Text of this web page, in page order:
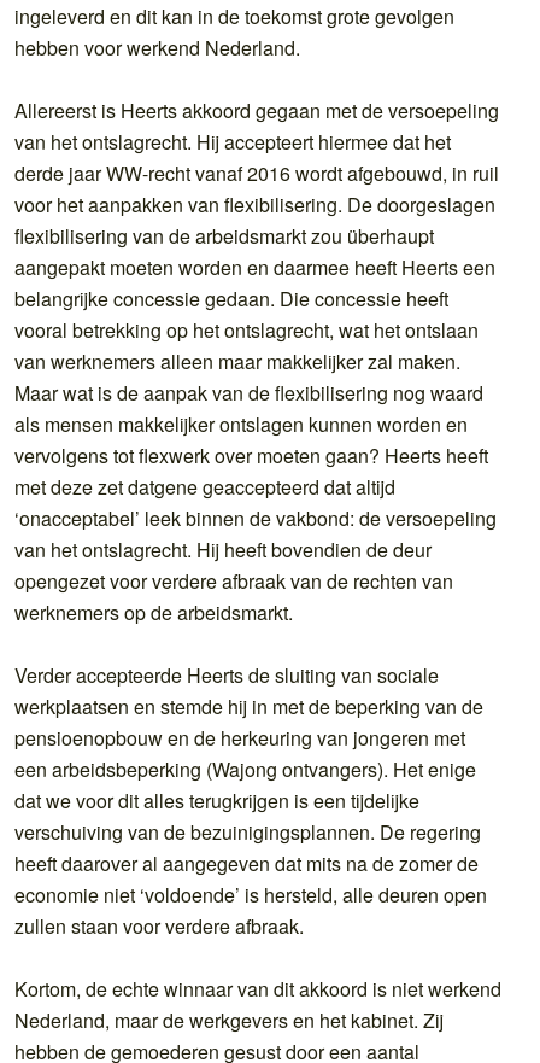
ingeleverd en dit kan in de toekomst grote gevolgen
hebben voor werkend Nederland.
Allereerst is Heerts akkoord gegaan met de versoepeling
van het ontslagrecht. Hij accepteert hiermee dat het
derde jaar WW-recht vanaf 2016 wordt afgebouwd, in ruil
voor het aanpakken van flexibilisering. De doorgeslagen
flexibilisering van de arbeidsmarkt zou überhaupt
aangepakt moeten worden en daarmee heeft Heerts een
belangrijke concessie gedaan. Die concessie heeft
vooral betrekking op het ontslagrecht, wat het ontslaan
van werknemers alleen maar makkelijker zal maken.
Maar wat is de aanpak van de flexibilisering nog waard
als mensen makkelijker ontslagen kunnen worden en
vervolgens tot flexwerk over moeten gaan? Heerts heeft
met deze zet datgene geaccepteerd dat altijd
‘onacceptabel’ leek binnen de vakbond: de versoepeling
van het ontslagrecht. Hij heeft bovendien de deur
opengezet voor verdere afbraak van de rechten van
werknemers op de arbeidsmarkt.
Verder accepteerde Heerts de sluiting van sociale
werkplaatsen en stemde hij in met de beperking van de
pensioenopbouw en de herkeuring van jongeren met
een arbeidsbeperking (Wajong ontvangers). Het enige
dat we voor dit alles terugkrijgen is een tijdelijke
verschuiving van de bezuinigingsplannen. De regering
heeft daarover al aangegeven dat mits na de zomer de
economie niet ‘voldoende’ is hersteld, alle deuren open
zullen staan voor verdere afbraak.
Kortom, de echte winnaar van dit akkoord is niet werkend
Nederland, maar de werkgevers en het kabinet. Zij
hebben de gemoederen gesust door een aantal